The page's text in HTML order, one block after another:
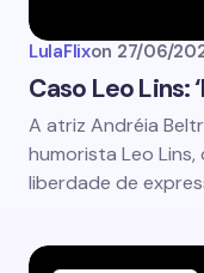
LulaFlixon 27/06/
Caso Leo Lins:
A atriz Andréia
humorista Leo
liberdade de